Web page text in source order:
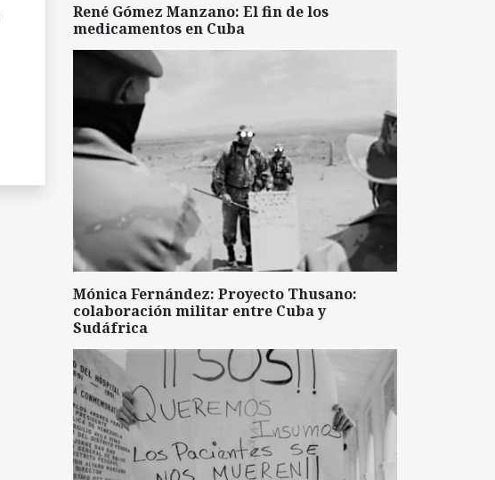
René Gómez Manzano: El fin de los
medicamentos en Cuba
Mónica Fernández: Proyecto Thusano:
colaboración militar entre Cuba y
Sudáfrica